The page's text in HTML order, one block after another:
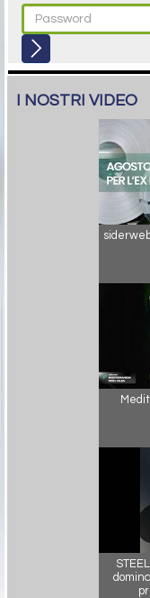
I NOSTRI VIDEO